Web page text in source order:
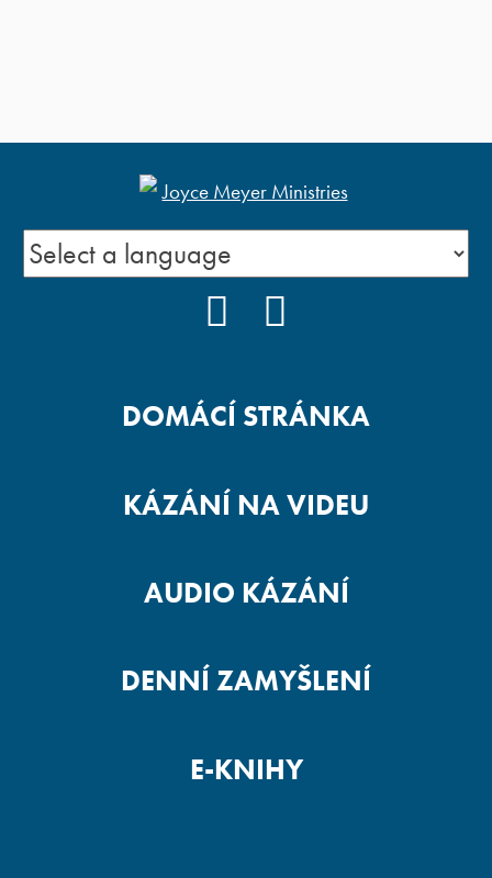
DOMÁCÍ STRÁNKA
KÁZÁNÍ NA VIDEU
AUDIO KÁZÁNÍ
DENNÍ ZAMYŠLENÍ
E-KNIHY